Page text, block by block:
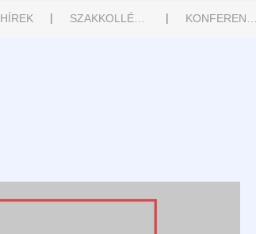
HÍREK | |